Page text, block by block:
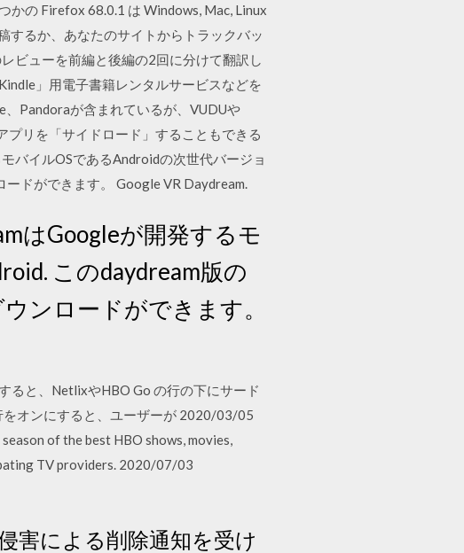
かの Firefox 68.0.1 は Windows, Mac, Linux
するか、あなたのサイトからトラックバッ
ビューを前編と後編の2回に分けて翻訳し
」用電子書籍レンタルサービスなどを
Pandoraが含まれているが、VUDUや
リを「サイドロード」することもできる
バイルOSであるAndroidの次世代バージョ
ドができます。 Google VR Daydream.
はGoogleが開発するモ
このdaydream版の
ンロードができます。
ると、NetlixやHBO Go の行の下にサード
オンにすると、ユーザーが 2020/03/05
of the best HBO shows, movies,
TV providers. 2020/07/03
害による削除通知を受け